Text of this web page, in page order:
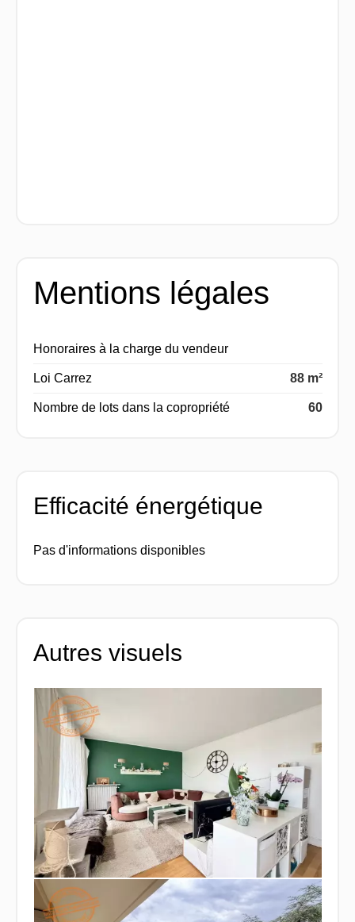
Mentions légales
Honoraires à la charge du vendeur
Loi Carrez 88 m²
Nombre de lots dans la copropriété 60
Efficacité énergétique
Pas d'informations disponibles
Autres visuels